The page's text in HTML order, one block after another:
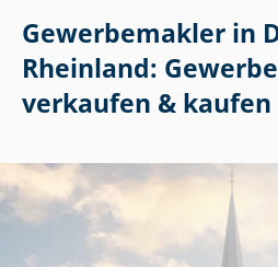
Gewerbemakler in
Rheinland:
verkaufen & kaufen